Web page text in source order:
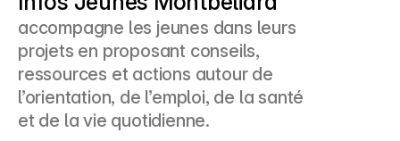
accompagne les jeunes dans leurs
projets en proposant conseils,
ressources et actions autour de
l’orientation, de l’emploi, de la santé
et de la vie quotidienne.